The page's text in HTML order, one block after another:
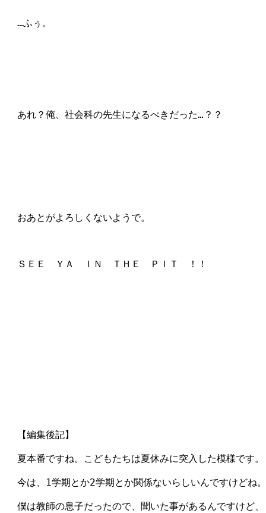
…ふぅ。
あれ？俺、社会科の先生になるべきだった…？？
おあとがよろしくないようで。
ＳＥＥ　ＹＡ　ＩＮ　ＴＨＥ　ＰＩＴ　！！
【編集後記】
夏本番ですね。こどもたちは夏休みに突入した模様です。
今は、1学期とか2学期とか関係ないらしいんですけどね。
僕は教師の息子だったので、聞いた事があるんですけど、